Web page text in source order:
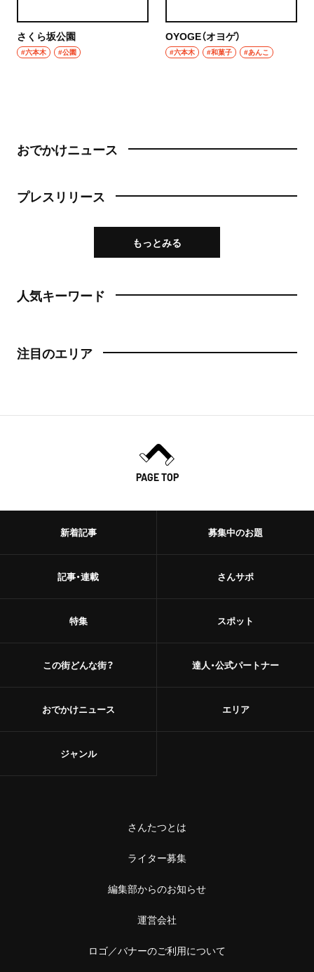
さくら坂公園
#六本木 #公園
OYOGE（オヨゲ）
#六本木 #和菓子 #あんこ
おでかけニュース
プレスリリース
もっとみる
人気キーワード
注目のエリア
PAGE TOP
新着記事
記事・連載
特集
この街どんな街？
おでかけニュース
募集中のお題
さんサポ
スポット
達人・公式パートナー
エリア
ジャンル
さんたつとは
ライター募集
編集部からのお知らせ
運営会社
ロゴ／バナーのご利用について